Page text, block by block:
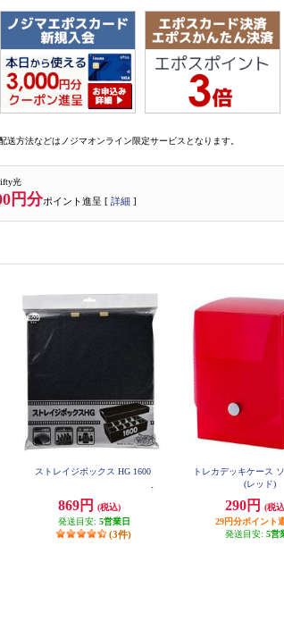
送方法などはノジマオンライン限定サービスとなります。
光
円分ポイント進呈 [ 詳細 ]
ストレイジボックス HG 1600
869円
(税込)
発送目安: 5営業日
(3件)
トレカデッキケース
(レッド)
290円
(税
29円分ポイント
発送目安: 5営